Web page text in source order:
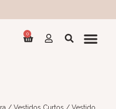
0
/ Vestidos Curtos / Vestido